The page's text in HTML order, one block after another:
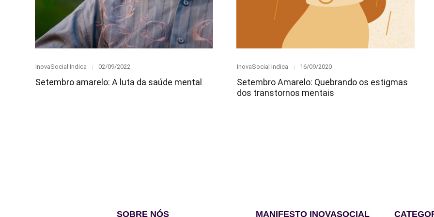
Category
InovaSocial Indica
Posted
02/09/2022
Setembro amarelo: A luta da saúde mental
Category
InovaSocial Indica
Posted
16/09/2020
Setembro Amarelo: Quebrando os estigmas
dos transtornos mentais
SOBRE NÓS MANIFESTO INOVASOCIAL